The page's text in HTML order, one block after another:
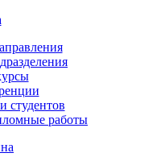
студентов
работы